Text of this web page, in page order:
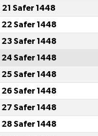
21 Safer 1448
22 Safer 1448
23 Safer 1448
24 Safer 1448
25 Safer 1448
26 Safer 1448
27 Safer 1448
28 Safer 1448